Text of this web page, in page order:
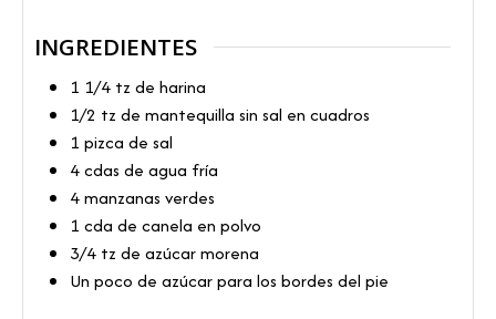
INGREDIENTES
1 1/4 tz de harina
1/2 tz de mantequilla sin sal en cuadros
1 pizca de sal
4cdas de agua fría
4manzanas verdes
1 cda de canela en polvo
3/4 tz de azúcar morena
Un poco de azúcar para los bordes del pie